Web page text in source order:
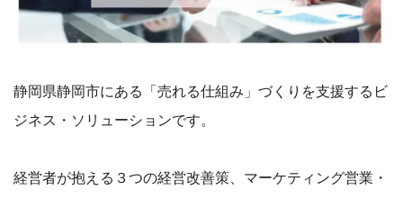
静岡県静岡市にある「売れる仕組み」づくりを支援するビ
ジネス・ソリューションです。
経営者が抱える３つの経営改善策、マーケティング営業・